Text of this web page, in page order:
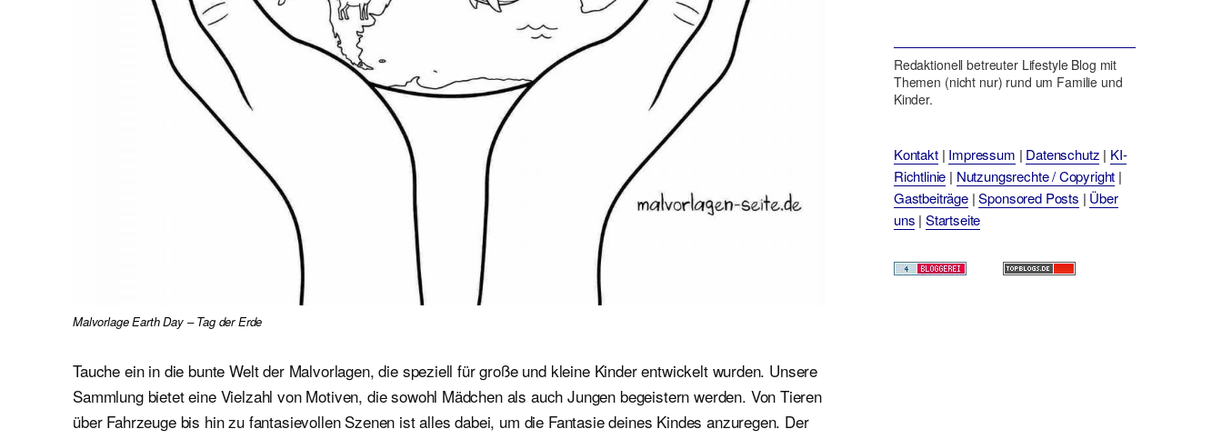
Malvorlage Earth Day – Tag der Erde
Tauche ein in die bunte Welt der Malvorlagen, die speziell für große und kleine Kinder entwickelt wurden. Unsere
Sammlung bietet eine Vielzahl von Motiven, die sowohl Mädchen als auch Jungen begeistern werden. Von Tieren
über Fahrzeuge bis hin zu fantasievollen Szenen ist alles dabei, um die Fantasie deines Kindes anzuregen. Der
Redaktionell betreuter Lifestyle Blog mit
Themen (nicht nur) rund um Familie und
Kinder.
Kontakt| Impressum | Datenschutz | KI-
Richtlinie | Nutzungsrechte / Copyright |
Gastbeiträge|Sponsored Posts | Über
uns | Startseite